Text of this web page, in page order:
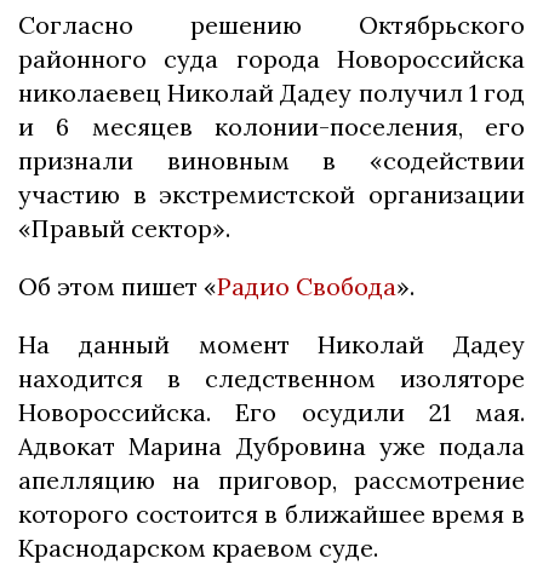
Согласно решению Октябрьского
районного суда города Новороссийска
николаевец Николай Дадеу получил 1 год
и 6 месяцев колонии-поселения, его
признали виновным в «содействии
участию в экстремистской организации
«Правый сектор».
Об этом пишет «Радио Свобода».
На данный момент Николай Дадеу
находится в следственном изоляторе
Новороссийска. Его осудили 21 мая.
Адвокат Марина Дубровина уже подала
апелляцию на приговор, рассмотрение
которого состоится в ближайшее время в
Краснодарском краевом суде.